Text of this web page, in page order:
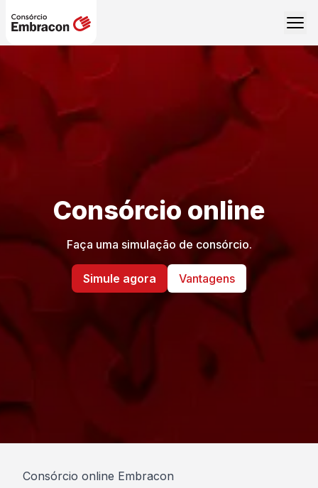
Consórcio online
Faça uma simulação de consórcio.
Simule agora Vantagens
Consórcio online Embracon